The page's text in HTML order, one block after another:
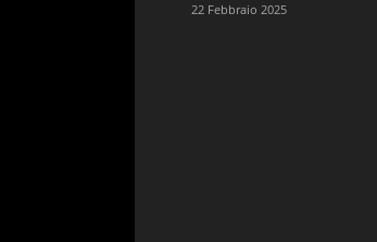
22 Febbraio 2025